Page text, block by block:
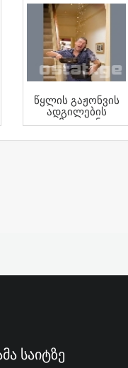
Წყლის Გაჟონვის
Ადგილების
Გამოვლენა
Საიტზე